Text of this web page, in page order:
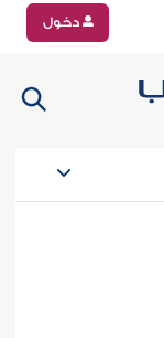
دخول